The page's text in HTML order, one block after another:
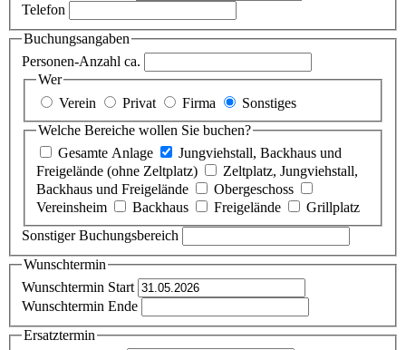
Telefon
Buchungsangaben
Personen-Anzahl ca.
Wer
Verein
Privat Firma
Sonstiges
Welche Bereiche wollen Sie buchen?
Gesamte Anlage
Jungviehstall, Backhaus und
Freigelände (ohne Zeltplatz)
Zeltplatz, Jungviehstall,
Backhaus und Freigelände
Obergeschoss
Vereinsheim
Backhaus Freigelände
Grillplatz
Sonstiger Buchungsbereich
Wunschtermin
Wunschtermin Start
Wunschtermin Ende
Ersatztermin